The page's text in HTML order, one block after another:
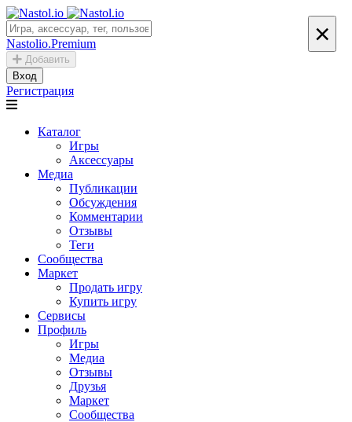
Nastolio.Premium
Добавить
Вход
Регистрация
Каталог
Игры
Аксессуары
Медиа
Публикации
Обсуждения
Комментарии
Отзывы
Теги
Сообщества
Маркет
Продать игру
Купить игру
Сервисы
Профиль
Игры
Медиа
Отзывы
Друзья
Маркет
Сообщества
×